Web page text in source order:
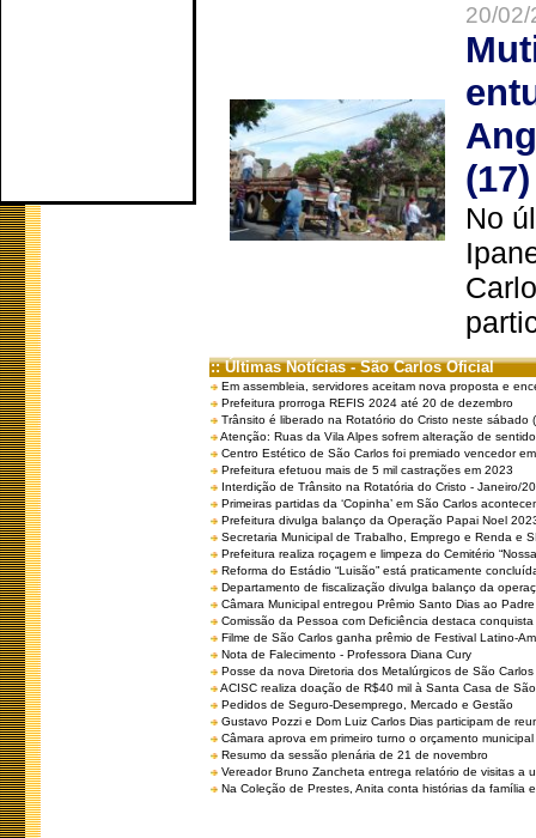
20/
(17)
No
:: Últimas Notícias - São Carlos Oficial
Em assembleia, servidores aceitam nova proposta e
Prefeitura prorroga REFIS 2024 até 20 de dezembro
Trânsito é liberado na Rotatório do Cristo neste sábado
Atenção: Ruas da Vila Alpes sofrem alteração de
Centro Estético de São Carlos foi premiado vencedor
Prefeitura efetuou mais de 5 mil castrações em 2023
Interdição de Trânsito na Rotatória do Cristo - Janeiro/
Primeiras partidas da ‘Copinha’ em São Carlos
Prefeitura divulga balanço da Operação Papai Noel
Secretaria Municipal de Trabalho, Emprego e Renda e
Prefeitura realiza roçagem e limpeza do Cemitério
Reforma do Estádio “Luisão” está praticamente
Departamento de fiscalização divulga balanço da
Câmara Municipal entregou Prêmio Santo Dias ao
Comissão da Pessoa com Deficiência destaca
Filme de São Carlos ganha prêmio de Festival Latino-
Nota de Falecimento - Professora Diana Cury
Posse da nova Diretoria dos Metalúrgicos de São
ACISC realiza doação de R$40 mil à Santa Casa de
Pedidos de Seguro-Desemprego, Mercado e Gestão
Gustavo Pozzi e Dom Luiz Carlos Dias participam de
Câmara aprova em primeiro turno o orçamento
Resumo da sessão plenária de 21 de novembro
Vereador Bruno Zancheta entrega relatório de visitas a
Na Coleção de Prestes, Anita conta histórias da família